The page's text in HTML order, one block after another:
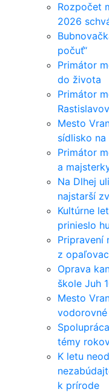
Rozpočet
2026
počuť“
Primátor
do života
Primátor
Mesto
sídlisko na
Primátor
a
Na Dlhej
najstarší
Kultúrne
prinieslo
Pripravení
z
Oprava
škole Juh
Mesto
témy
K letu
k prírode